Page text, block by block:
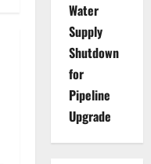
Water
Supply
Shutdown
for
Pipeline
Upgrade